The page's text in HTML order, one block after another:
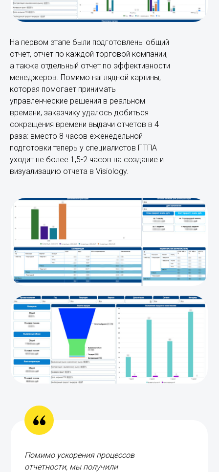
На первом этапе были подготовлены общий
отчет, отчет по каждой торговой компании,
а также отдельный отчет по эффективности
менеджеров. Помимо наглядной картины,
которая помогает принимать
управленческие решения в реальном
времени, заказчику удалось добиться
сокращения времени выдачи отчетов в 4
раза: вместо 8 часов еженедельной
подготовки теперь у специалистов ПТПА
уходит не более 1,5-2 часов на создание и
визуализацию отчета в Visiology.
Помимо ускорения процессов
отчетности, мы получили